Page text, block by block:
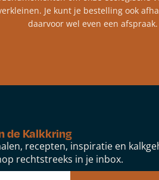
Je kunt je bestelling ook
daarvoor wel even een afspraak.
de Kalkkring
recepten, inspiratie en
rechtstreeks in je inbox.